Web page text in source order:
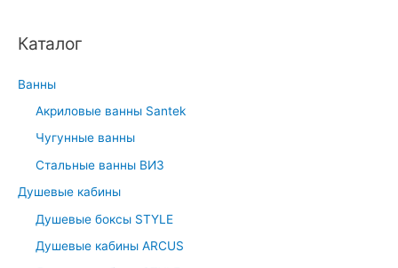
r
h
:
Каталог
Ванны
Акриловые ванны Santek
Чугунные ванны
Стальные ванны ВИЗ
Душевые кабины
Душевые боксы STYLE
Душевые кабины ARCUS